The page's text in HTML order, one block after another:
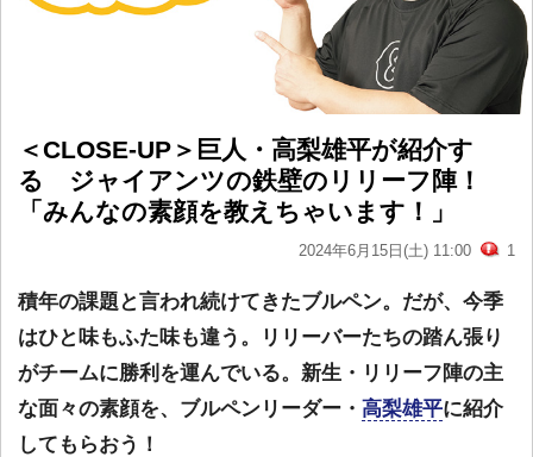
＜CLOSE-UP＞巨人・高梨雄平が紹介す
る ジャイアンツの鉄壁のリリーフ陣！
「みんなの素顔を教えちゃいます！」
2024年6月15日(土) 11:00 1
積年の課題と言われ続けてきたブルペン。だが、今季
はひと味もふた味も違う。リリーバーたちの踏ん張り
がチームに勝利を運んでいる。新生・リリーフ陣の主
な面々の素顔を、ブルペンリーダー・ 高梨雄平に紹介
してもらおう！